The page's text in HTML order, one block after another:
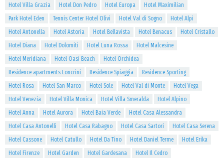
Hotel Villa Grazia
Hotel Don Pedro Hotel Europa
Hotel Maximilian
Park Hotel Eden
Tennis Center Hotel Olivi Hotel Val di Sogno
Hotel Alpi
Hotel Antonella
Hotel Astoria Hotel Bellavista Hotel Benacus
Hotel Cristallo
Hotel Diana
Hotel Dolomiti Hotel Luna Rossa
Hotel Malcesine
Hotel Meridiana
Hotel Oasi Beach
Hotel Orchidea
Residence apartments Loncrini
Residence Spiaggia
Residence Sporting
Hotel Rosa
Hotel San Marco Hotel Sole Hotel Val di Monte
Hotel Vega
Hotel Venezia
Hotel Villa Monica Hotel Villa Smeralda
Hotel Alpino
Hotel Anna
Hotel Aurora Hotel Baia Verde
Hotel Casa Alessandra
Hotel Casa Antonelli
Hotel Casa Rabagno Hotel Casa Sartori
Hotel Casa Serena
Hotel Cassone
Hotel Catullo Hotel Da Tino Hotel Daniel Terme
Hotel Erika
Hotel Firenze
Hotel Garden Hotel Gardesana
Hotel Il Cedro